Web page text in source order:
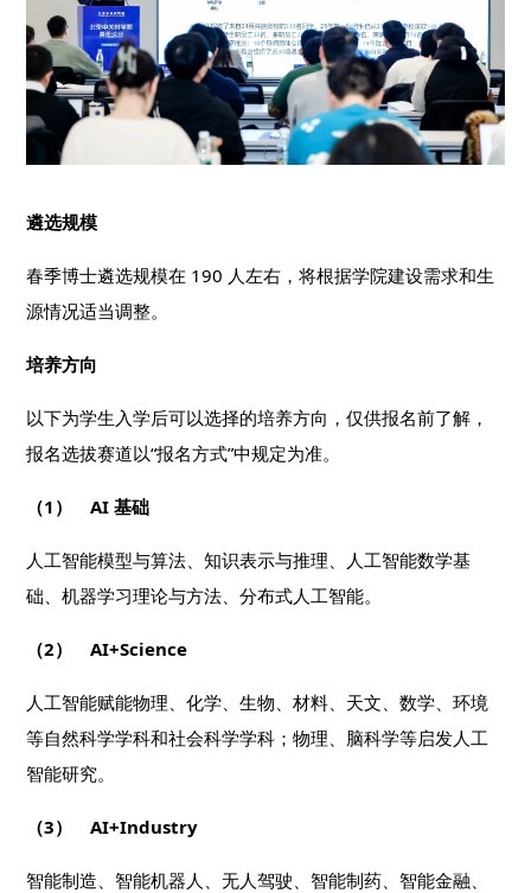
遴选规模
春季博士遴选规模在 190 人左右，将根据学院建设需求和生
源情况适当调整。
培养方向
以下为学生入学后可以选择的培养方向，仅供报名前了解，
报名选拔赛道以“报名方式”中规定为准。
（1） AI 基础
人工智能模型与算法、知识表示与推理、人工智能数学基
础、机器学习理论与方法、分布式人工智能。
（2） AI+Science
人工智能赋能物理、化学、生物、材料、天文、数学、环境
等自然科学学科和社会科学学科；物理、脑科学等启发人工
智能研究。
（3） AI+Industry
智能制造、智能机器人、无人驾驶、智能制药、智能金融、